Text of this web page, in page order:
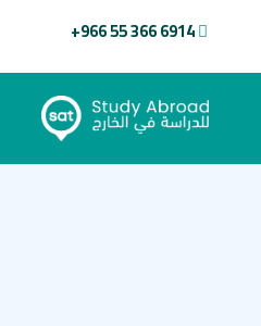
+966 55 366 6914